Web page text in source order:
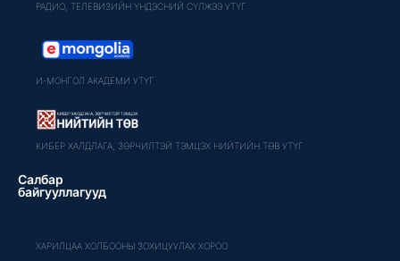
РАДИО, ТЕЛЕВИЗИЙН ҮНДЭСНИЙ СҮЛЖЭЭ УТҮГ
И-МОНГОЛ АКАДЕМИ УТҮГ
КИБЕР ХАЛДЛАГА, ЗӨРЧИЛТЭЙ ТЭМЦЭХ НИЙТИЙН ТӨВ УТҮГ
Салбар
байгууллагууд
ХАРИЛЦАА ХОЛБООНЫ ЗОХИЦУУЛАХ ХОРОО